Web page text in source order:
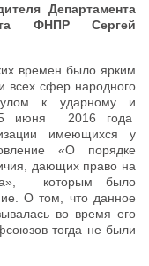
Департамента
ФНПР Сергей
времен было ярким
всех сфер народного
к ударному и
июня 2016 года
имеющихся у
«О порядке
дающих право на
которым было
О том, что данное
во время его
тогда не были